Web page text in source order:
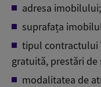
adresa imobilului;
suprafața
tipul contractului
gratuită, prestări de
modalitatea de